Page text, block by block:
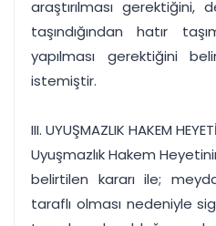
araştırılması
taşındığından hatır
yapılması gerektiğini
istemiştir.
III. UYUŞMAZLIK HAKEM
Uyuşmazlık Hakem
belirtilen kararı ile;
taraflı olması nedeniyle